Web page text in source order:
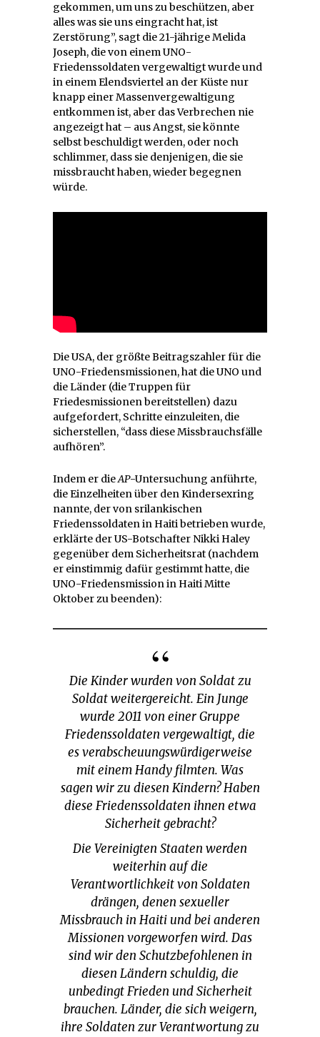
gekommen, um uns zu beschützen, aber
alles was sie uns eingracht hat, ist
Zerstörung”, sagt die 21-jährige Melida
Joseph, die von einem UNO-
Friedenssoldaten vergewaltigt wurde und
in einem Elendsviertel an der Küste nur
knapp einer Massenvergewaltigung
entkommen ist, aber das Verbrechen nie
angezeigt hat – aus Angst, sie könnte
selbst beschuldigt werden, oder noch
schlimmer, dass sie denjenigen, die sie
missbraucht haben, wieder begegnen
würde.
Die USA, der größte Beitragszahler für die
UNO-Friedensmissionen, hat die UNO und
die Länder (die Truppen für
Friedesmissionen bereitstellen) dazu
aufgefordert, Schritte einzuleiten, die
sicherstellen, “dass diese Missbrauchsfälle
aufhören”.
Indem er dieAP-Untersuchung anführte,
die Einzelheiten über den Kindersexring
nannte, der von srilankischen
Friedenssoldaten in Haiti betrieben wurde,
erklärte der US-Botschafter Nikki Haley
gegenüber dem Sicherheitsrat (nachdem
er einstimmig dafür gestimmt hatte, die
UNO-Friedensmission in Haiti Mitte
Oktober zu beenden):
Die Kinder wurden von Soldat zu
Soldat weitergereicht. Ein Junge
wurde 2011 von einer Gruppe
Friedenssoldaten vergewaltigt, die
es verabscheuungswürdigerweise
mit einem Handy filmten. Was
sagen wir zu diesen Kindern? Haben
diese Friedenssoldaten ihnen etwa
Sicherheit gebracht?
Die Vereinigten Staaten werden
weiterhin auf die
Verantwortlichkeit von Soldaten
drängen, denen sexueller
Missbrauch in Haiti und bei anderen
Missionen vorgeworfen wird. Das
sind wir den Schutzbefohlenen in
diesen Ländern schuldig, die
unbedingt Frieden und Sicherheit
brauchen. Länder, die sich weigern,
ihre Soldaten zur Verantwortung zu